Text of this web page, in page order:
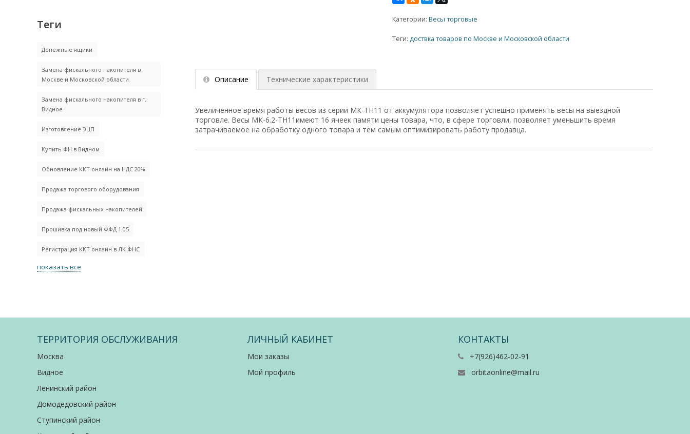
Категории: Весы торговые
Теги: доствка товаров по Москве и Московской области
Описание Технические характеристики
Увеличенное время работы весов из серии МК-ТН11 от аккумулятора позволяет успешно применять весы на выездной
торговле. Весы МК-6.2-ТН11имеют 16 ячеек памяти цены товара, что, в сфере торговли, позволяет уменьшить время
затрачиваемое на обработку одного товара и тем самым оптимизировать работу продавца.
Теги
Денежные ящики
Замена фискального накопителя в
Москве и Московской области
Замена фискального накопителя в г.
Видное
Изготовление ЭЦП
Купить ФН в Видном
Обновление ККТ онлайн на НДС 20%
Продажа торгового оборудования
Продажа фискальных накопителей
Прошивка под новый ФФД 1.05
Регистрация ККТ онлайн в ЛК ФНС
показать все
ТЕРРИТОРИЯ ОБСЛУЖИВАНИЯ
Москва
Видное
Ленинский район
Домодедовский район
Ступинский район
ЛИЧНЫЙ КАБИНЕТ
Мои заказы
Мой профиль
КОНТАКТЫ
+7(926)462-02-91
orbitaonline@mail.ru